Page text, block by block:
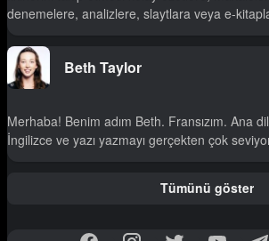
denemelere, analizlere, slaytlara veya e-
Beth Taylor
Merhaba! Benim adım Beth. Fransızım. Ana
İngilizce ve yazı yazmayı gerçekten çok
Tümünü göster